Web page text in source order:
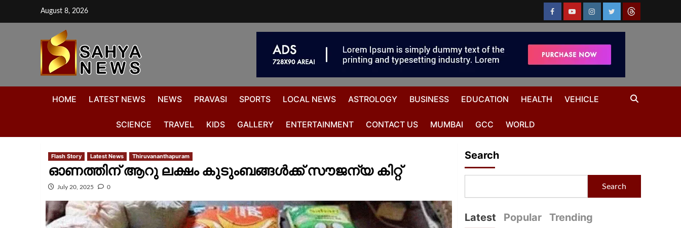
August 8, 2026
HOME LATEST NEWS NEWS PRAVASI SPORTS LOCAL NEWS ASTROLOGY BUSINESS EDUCATION HEALTH VEHICLE
SCIENCE TRAVEL KIDS GALLERY ENTERTAINMENT CONTACT US MUMBAI GCC WORLD
Flash Story Latest News Thiruvananthapuram
ഓണത്തിന് ആറു ലക്ഷം കുടുംബങ്ങള്‍ക്ക് സൗജന്യ കിറ്റ്
July 20, 2025 0
Search
Search
Latest Popular Trending